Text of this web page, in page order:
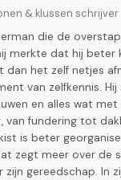
& klussen schrijver
die de
merkte dat hij beter
dan het zelf netjes
van zelfkennis.
en alles wat
van fundering tot
is beter
zegt meer over de
zijn gereedschap. In